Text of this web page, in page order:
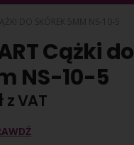
Cążki do
NS-10-5
z VAT